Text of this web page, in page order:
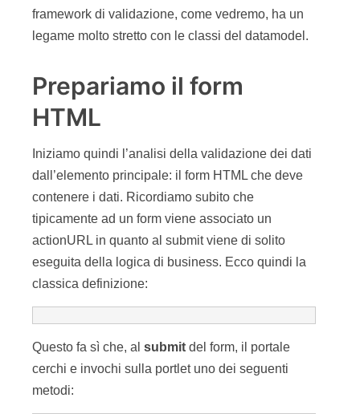
framework di validazione, come vedremo, ha un
legame molto stretto con le classi del datamodel.
Prepariamo il form
HTML
Iniziamo quindi l’analisi della validazione dei dati
dall’elemento principale: il form HTML che deve
contenere i dati. Ricordiamo subito che
tipicamente ad un form viene associato un
actionURL in quanto al submit viene di solito
eseguita della logica di business. Ecco quindi la
classica definizione:
Questo fa sì che, al submit del form, il portale
cerchi e invochi sulla portlet uno dei seguenti
metodi: